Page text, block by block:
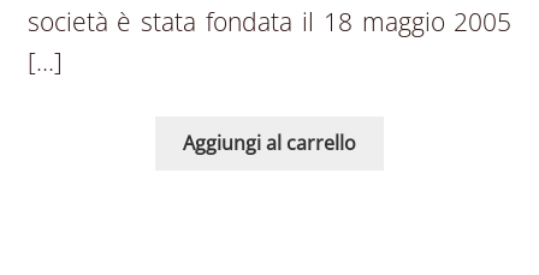
società è stata fondata il 18 maggio 2005
[…]
Aggiungi al carrello